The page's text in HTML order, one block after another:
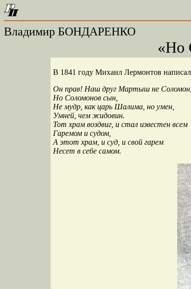
Владимир БОНДАРЕНКО
«Но
В 1841 году Михаил Лермонтов
Он прав! Наш друг Мартыш не Соломон,
Но Соломонов сын,
Не мудр, как царь Шалима, но умен,
Умней, чем жидовин.
Тот храм воздвиг, и стал известен всем
Гаремом и судом,
А этот храм, и суд, и свой гарем
Несет в себе самом.